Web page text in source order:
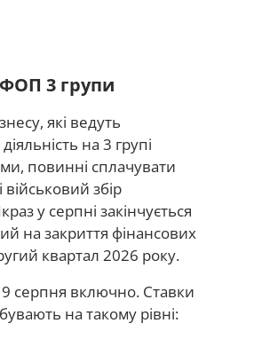
3 групи
які ведуть
на 3 групі
повинні сплачувати
збір
у серпні закінчується
на закриття фінансових
квартал 2026 року.
серпня включно. Ставки
на такому рівні: